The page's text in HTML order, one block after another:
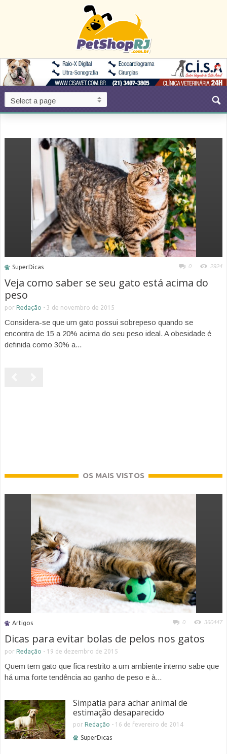
SuperDicas 0 2924
Veja como saber se seu gato está acima do
peso
por Redação - 3 de novembro de 2015
Considera-se que um gato possui sobrepeso quando se
encontra de 15 a 20% acima do seu peso ideal. A obesidade é
definida como 30% a...
OS MAIS VISTOS
Artigos 0 360447
Dicas para evitar bolas de pelos nos gatos
por Redação - 19 de dezembro de 2015
Quem tem gato que fica restrito a um ambiente interno sabe que
há uma forte tendência ao ganho de peso e à...
Simpatia para achar animal de
estimação desaparecido
por Redação - 16 de fevereiro de 2014
SuperDicas